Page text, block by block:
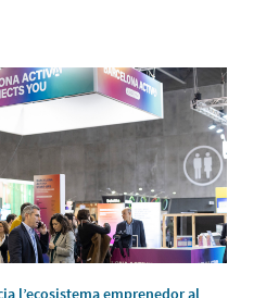
l’ecosistema emprenedor al